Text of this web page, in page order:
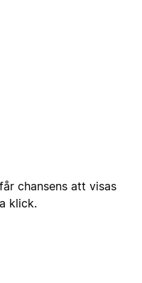
chansens att visas
klick.